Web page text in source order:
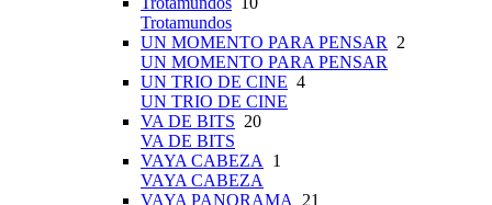
Trotamundos
UN MOMENTO PARA PENSAR 2
UN MOMENTO PARA PENSAR
UN TRIO DE CINE 4
UN TRIO DE CINE
VA DE BITS 20
VA DE BITS
VAYA CABEZA 1
VAYA CABEZA
VAYA PANORAMA 21